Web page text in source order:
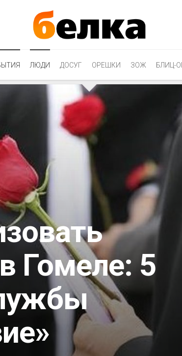
ЛЮДИ ДОСУГ ОРЕШКИ ЗОЖ БЛИЦ-
Гомеле: 5